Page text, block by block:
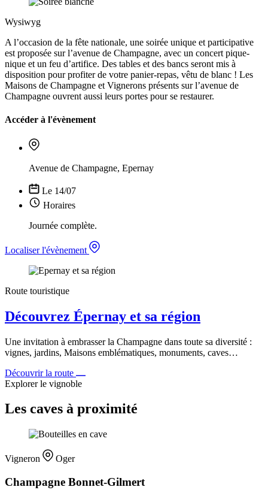
Wysiwyg
A l’occasion de la fête nationale, une soirée unique et participative
est proposée sur l’avenue de Champagne, avec un concert pique-
nique et un feu d’artifice. Des tables et des bancs seront mis à
disposition pour profiter de votre panier-repas, vêtu de blanc ! Les
Maisons de Champagne et Vignerons présents sur l’avenue de
Champagne ouvrent aussi leurs portes pour se restaurer.
Accéder à l'évènement
Avenue de Champagne, Epernay
Le 14/07
Horaires
Journée complète.
Localiser l'évènement
Route touristique
Découvrez Épernay et sa région
Une invitation à embrasser la Champagne dans toute sa diversité :
vignes, jardins, Maisons emblématiques, monuments, caves…
Découvrir la route
Explorer le vignoble
Les caves à proximité
Vigneron Oger
Champagne Bonnet-Gilmert